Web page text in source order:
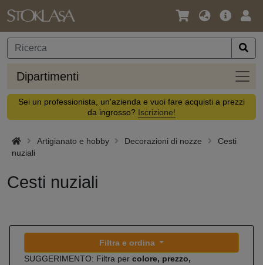
Lingua
Valuta
Offerta
Dipartimenti
Sei un professionista, un'azienda e vuoi fare acquisti a prezzi
da ingrosso? Iscrizione!
Artigianato e hobby Decorazioni di nozze
Cesti
nuziali
Cesti nuziali
Filtra e ordina
SUGGERIMENTO: Filtra per colore, prezzo,